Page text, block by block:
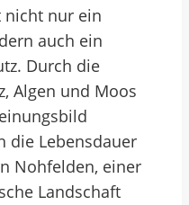
nicht nur ein
auch ein
Durch die
Algen und Moos
die Lebensdauer
Nohfelden, einer
Landschaft